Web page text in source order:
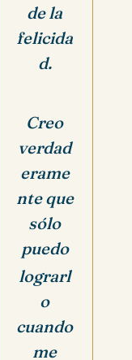
de la
felicida
d.
Creo
verdad
erame
nteque
sólo
puedo
lograrl
o
cuando
me